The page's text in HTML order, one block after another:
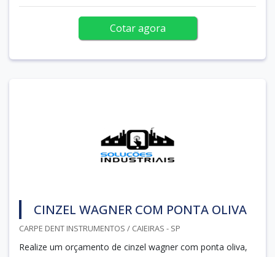
Cotar agora
CINZEL WAGNER COM PONTA OLIVA
CARPE DENT INSTRUMENTOS / CAIEIRAS - SP
Realize um orçamento de cinzel wagner com ponta oliva,